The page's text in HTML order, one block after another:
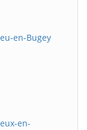
en-Bugey
en-